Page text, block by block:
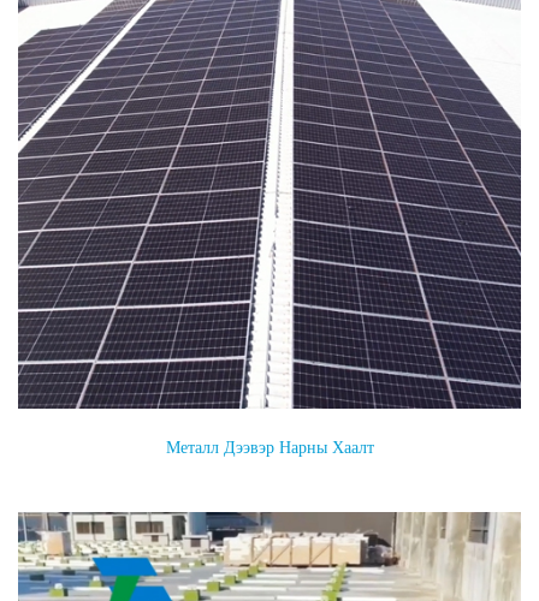
Металл Дээвэр Нарны Хаалт